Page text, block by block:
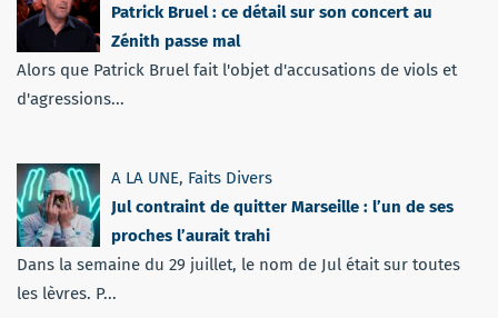
Patrick Bruel : ce détail sur son concert au
Zénith passe mal
Alors que Patrick Bruel fait l'objet d'accusations de viols et
d'agressions...
A LA UNE, Faits Divers
Jul contraint de quitter Marseille : l’un de ses
proches l’aurait trahi
Dans la semaine du 29 juillet, le nom de Jul était sur toutes
les lèvres. P...